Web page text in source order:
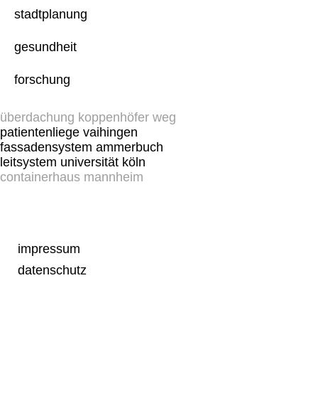
stadtplanung
gesundheit
forschung
überdachung koppenhöfer weg
patientenliege vaihingen
fassadensystem ammerbuch
leitsystem universität köln
containerhaus mannheim
impressum
datenschutz